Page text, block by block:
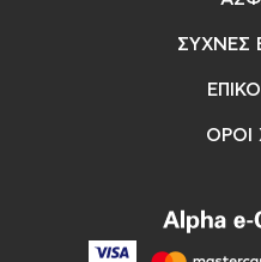
ΣΥΧΝΕΣ
ΟΡΟΙ